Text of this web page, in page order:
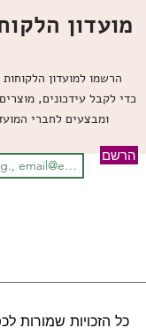
מועדון
הרשמו למועדון הלקוחות
כדי לקבל עידכונים,
ומבצעים לחברי
הרשם
© כל הזכויות שמורות